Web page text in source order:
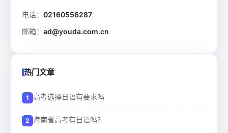
电话： 02160556287
邮箱： ad@youda.com.cn
热门文章
高考选择日语有要求吗
海南省高考有日语吗?